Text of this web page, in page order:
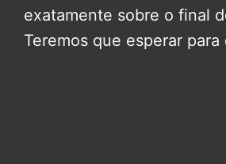
exatamente sobre o final
Teremos que esperar para